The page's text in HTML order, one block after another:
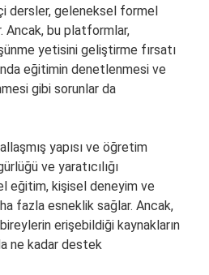
dersler, geleneksel formel
Ancak, bu platformlar,
yetisini geliştirme fırsatı
eğitimin denetlenmesi ve
gibi sorunlar da
yapısı ve öğretim
ve yaratıcılığı
eğitim, kişisel deneyim ve
fazla esneklik sağlar. Ancak,
erişebildiği kaynakların
ne kadar destek